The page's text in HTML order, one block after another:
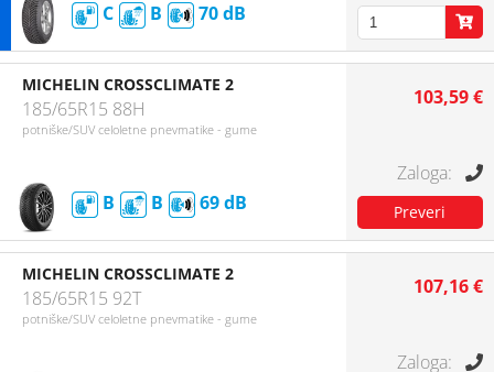
C B 70
MICHELIN CROSSCLIMATE 2
185/65R15 88H
potniške/SUV celoletne pnevmatike - gume
B B 69
103,59 €
MICHELIN CROSSCLIMATE 2
185/65R15 92T
potniške/SUV celoletne pnevmatike - gume
107,16 €